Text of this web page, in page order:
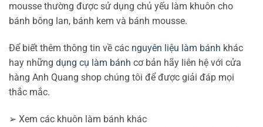
mousse thường được sử dụng chủ yếu làm khuôn cho
bánh bông lan, bánh kem và bánh mousse.
Để biết thêm thông tin về các nguyên liệu làm bánh khác
hay những dụng cụ làm bánh cơ bản hãy liên hệ với cửa
hàng Anh Quang shop chúng tôi để được giải đáp mọi
thắc mắc.
➢ Xem các khuôn làm bánh khác